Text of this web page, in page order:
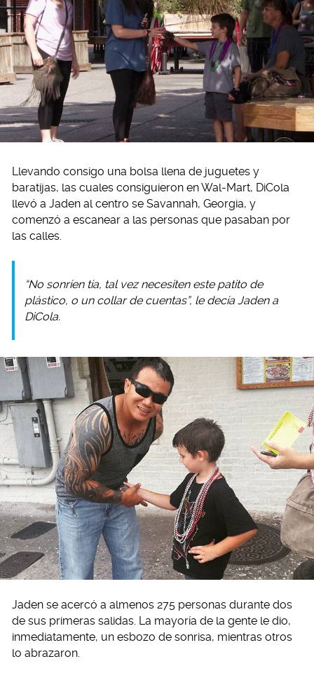
Llevando consigo una bolsa llena de juguetes y
baratijas, las cuales consiguieron en Wal-Mart, DiCola
llevó a Jaden al centro se Savannah, Georgia, y
comenzó a escanear a las personas que pasaban por
las calles.
“No sonríen tía, tal vez necesiten este patito de
plástico, o un collar de cuentas”, le decía Jaden a
DiCola.
Jaden se acercó a almenos 275 personas durante dos
de sus primeras salidas. La mayoría de la gente le dio,
inmediatamente, un esbozo de sonrisa, mientras otros
lo abrazaron.